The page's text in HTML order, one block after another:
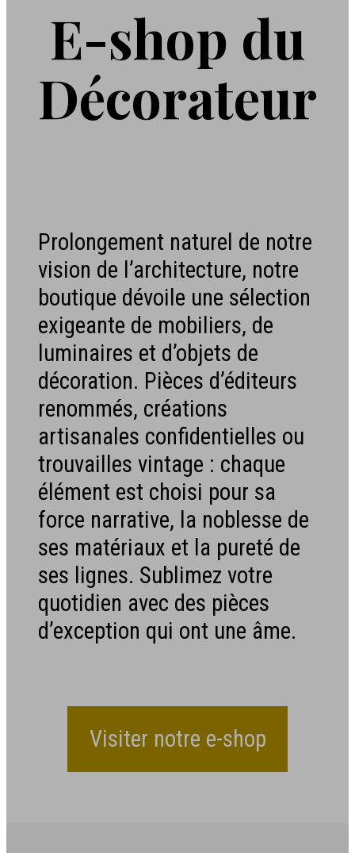
E-shop du
Décorateur
Prolongement naturel de notre
vision de l’architecture, notre
boutique dévoile une sélection
exigeante de mobiliers, de
luminaires et d’objets de
décoration. Pièces d’éditeurs
renommés, créations
artisanales confidentielles ou
trouvailles vintage : chaque
élément est choisi pour sa
force narrative, la noblesse de
ses matériaux et la pureté de
ses lignes. Sublimez votre
quotidien avec des pièces
d’exception qui ont une âme.
Visiter notre e-shop